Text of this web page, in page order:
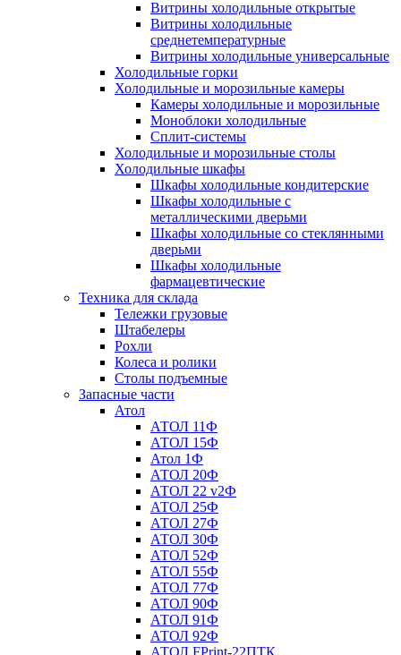
Витрины холодильные открытые
Витрины холодильные
среднетемпературные
Витрины холодильные универсальные
Холодильные горки
Холодильные и морозильные камеры
Камеры холодильные и морозильные
Моноблоки холодильные
Сплит-системы
Холодильные и морозильные столы
Холодильные шкафы
Шкафы холодильные кондитерские
Шкафы холодильные с
металлическими дверьми
Шкафы холодильные со стеклянными
дверьми
Шкафы холодильные
фармацевтические
Техника для склада
Тележки грузовые
Штабелеры
Рохли
Колеса и ролики
Столы подъемные
Запасные части
Атол
АТОЛ 11Ф
АТОЛ 15Ф
Атол 1Ф
АТОЛ 20Ф
АТОЛ 22 v2Ф
АТОЛ 25Ф
АТОЛ 27Ф
АТОЛ 30Ф
АТОЛ 52Ф
АТОЛ 55Ф
АТОЛ 77Ф
АТОЛ 90Ф
АТОЛ 91Ф
АТОЛ 92Ф
АТОЛ FPrint-22ПТК